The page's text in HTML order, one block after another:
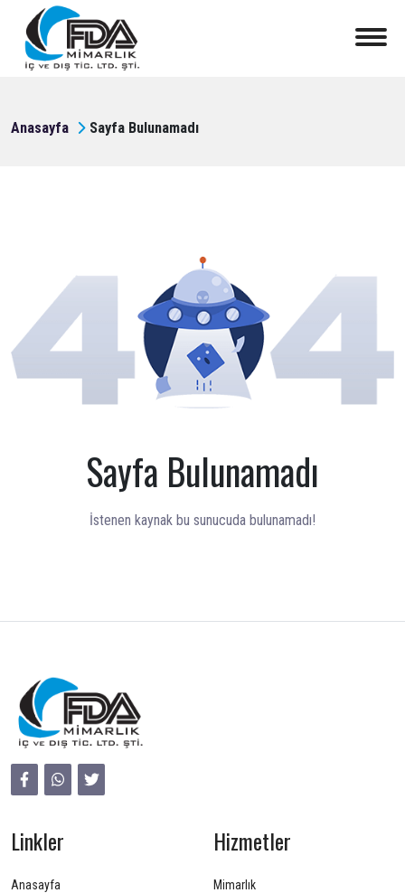
Anasayfa Sayfa Bulunamadı
Sayfa Bulunamadı
İstenen kaynak bu sunucuda bulunamadı!
Linkler
Anasayfa
Hizmetler
Mimarlık